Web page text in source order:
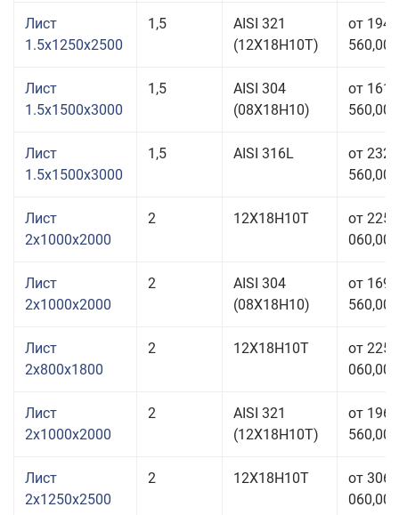
Лист
1.5x1250x2500
1,5
AISI 321
(12Х18Н10Т)
от 194
560,00
Лист
1.5x1500x3000
1,5
AISI 304
(08Х18Н10)
от 161
560,00
Лист
1.5x1500x3000
1,5 AISI 316L
от 232
560,00
Лист
2x1000x2000
2 12Х18Н10Т
от 225
060,00
Лист
2x1000x2000
2
AISI 304
(08Х18Н10)
от 169
560,00
Лист
2x800x1800
2 12Х18Н10Т
от 225
060,00
Лист
2x1000x2000
2
AISI 321
(12Х18Н10Т)
от 196
560,00
Лист
2x1250x2500
2 12Х18Н10Т
от 306
060,00